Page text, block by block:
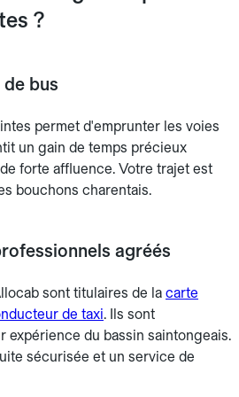
?
bus
permet d'emprunter les voies
un gain de temps précieux
forte affluence. Votre trajet est
bouchons charentais.
agréés
sont titulaires de la carte
de taxi. Ils sont
expérience du bassin saintongeais.
sécurisée et un service de